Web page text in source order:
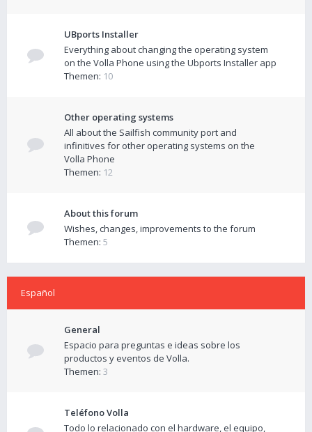
UBports Installer
Everything about changing the operating system
on the Volla Phone using the Ubports Installer app
Themen: 10
Other operating systems
All about the Sailfish community port and
infinitives for other operating systems on the
Volla Phone
Themen: 12
About this forum
Wishes, changes, improvements to the forum
Themen: 5
Español
General
Espacio para preguntas e ideas sobre los
productos y eventos de Volla.
Themen: 3
Teléfono Volla
Todo lo relacionado con el hardware, el equipo,